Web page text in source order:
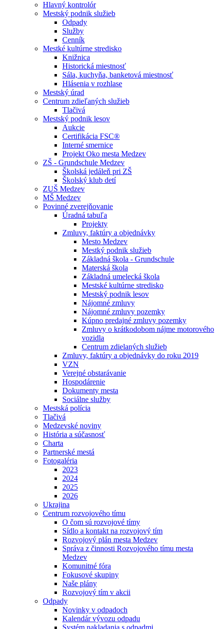
Hlavný kontrolór
Mestský podnik služieb
Odpady
Služby
Cenník
Mestké kultúrne stredisko
Knižnica
Historická miestnosť
Sála, kuchyňa, banketová miestnosť
Hlásenia v rozhlase
Mestský úrad
Centrum zdieľaných služieb
Tlačivá
Mestský podnik lesov
Aukcie
Certifikácia FSC®
Interné smernice
Projekt Oko mesta Medzev
ZŠ - Grundschule Medzev
Školská jedáleň pri ZŠ
Školský klub detí
ZUŠ Medzev
MŠ Medzev
Povinné zverejňovanie
Úradná tabuľa
Projekty
Zmluvy, faktúry a objednávky
Mesto Medzev
Mestký podnik služieb
Základná škola - Grundschule
Materská škola
Základná umelecká škola
Mestské kultúrne stredisko
Mestský podnik lesov
Nájomné zmluvy
Nájomné zmluvy pozemky
Kúpno predajné zmluvy pozemky
Zmluvy o krátkodobom nájme motorového
vozidla
Centrum zdielaných služieb
Zmluvy, faktúry a objednávky do roku 2019
VZN
Verejné obstarávanie
Hospodárenie
Dokumenty mesta
Sociálne služby
Mestská polícia
Tlačivá
Medzevské noviny
História a súčasnosť
Charta
Partnerské mestá
Fotogaléria
2023
2024
2025
2026
Ukrajina
Centrum rozvojového tímu
O čom sú rozvojové tímy
Sídlo a kontakt na rozvojový tím
Rozvojový plán mesta Medzev
Správa z činnosti Rozvojového tímu mesta
Medzev
Komunitné fóra
Fokusové skupiny
Naše plány
Rozvojový tím v akcii
Odpady
Novinky v odpadoch
Kalendár vývozu odpadu
Systém nakladania s odpadmi